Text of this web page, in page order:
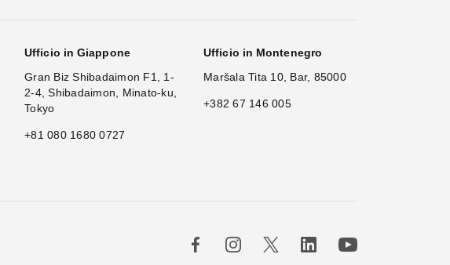
Ufficio in Giappone
Gran Biz Shibadaimon F1, 1-
2-4, Shibadaimon, Minato-ku,
Tokyo
+81 080 1680 0727
Ufficio in Montenegro
Maršala Tita 10, Bar, 85000
+382 67 146 005